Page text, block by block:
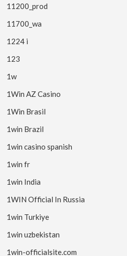
11200_prod
11700_wa
1224 i
123
1w
1Win AZ Casino
1Win Brasil
1win Brazil
1win casino spanish
1win fr
1win India
1WIN Official In Russia
1win Turkiye
1win uzbekistan
1win-officialsite.com